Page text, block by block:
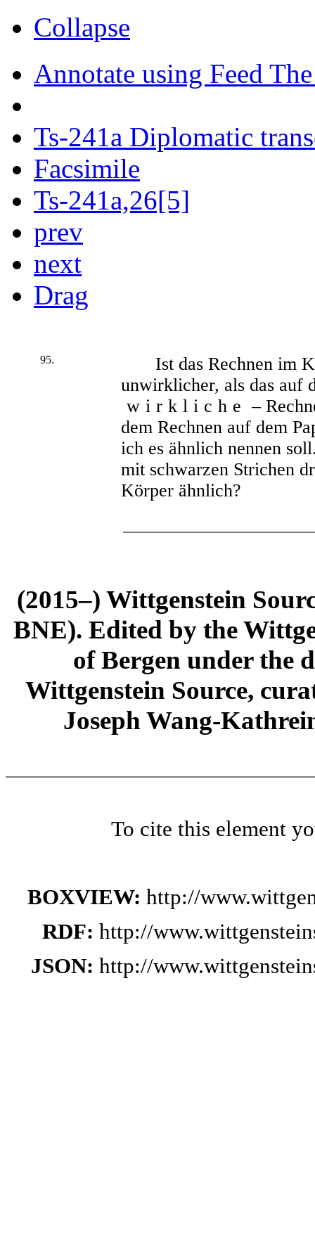
Collapse
Annotate using Feed
Ts-241a Diplomatic
Facsimile
Ts-241a,26[5]
prev
next
Drag
95.
Ist das Rechnen im
unwirklicher, als das auf
wirkliche –
dem Rechnen auf dem
ich es ähnlich nennen
mit schwarzen Strichen
Körper ähnlich?
(2015–) Wittgenstein
BNE). Edited by the
of Bergen under the
Wittgenstein Source,
Joseph Wang-
To cite this element
BOXVIEW: http://
RDF: http://
JSON: http://